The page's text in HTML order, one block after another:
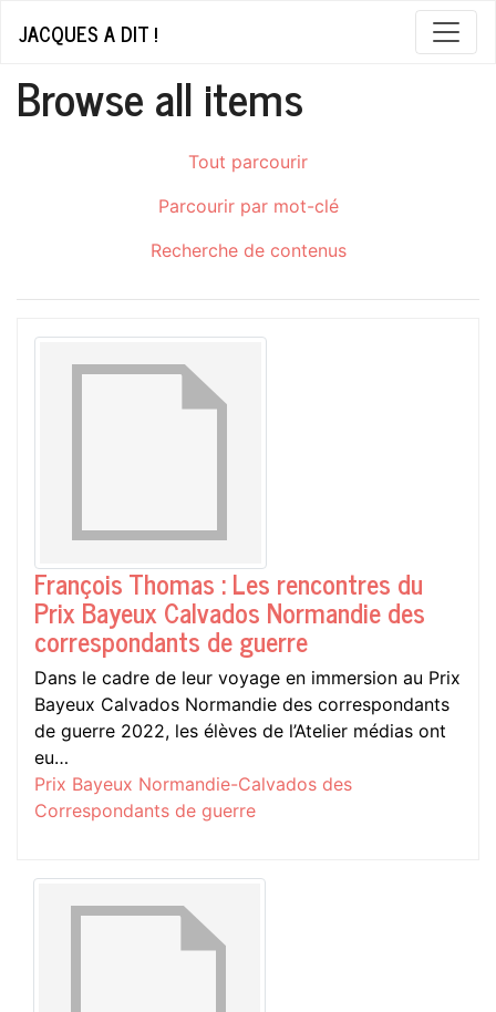
JACQUES A DIT !
Browse all items
Tout parcourir
Parcourir par mot-clé
Recherche de contenus
François Thomas : Les rencontres du
Prix Bayeux Calvados Normandie des
correspondants de guerre
Dans le cadre de leur voyage en immersion au Prix
Bayeux Calvados Normandie des correspondants
de guerre 2022, les élèves de l’Atelier médias ont
eu…
Prix Bayeux Normandie-Calvados des
Correspondants de guerre